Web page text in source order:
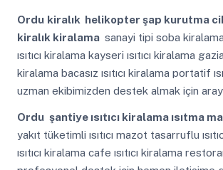
Ordu kiralık helikopter şap kurutma
kiralık kiralama sanayi tipi soba
ısıtıcı kiralama kayseri ısıtıcı kiralama
kiralama bacasız ısıtıcı kiralama portatif
uzman ekibimizden destek almak için
Ordu şantiye ısıtıcı kiralama ısıtma
yakıt tüketimli ısıtıcı mazot tasarruflu
ısıtıcı kiralama cafe ısıtıcı kiralama